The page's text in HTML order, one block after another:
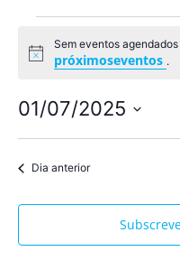
Aviso
Sem eventos
próximoseventos .
01/07/2025
a
data.Dia anterior